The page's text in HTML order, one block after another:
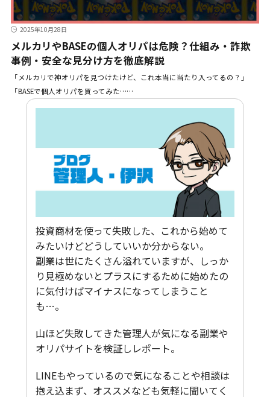
2025年10月28日
メルカリやBASEの個人オリパは危険？仕組み・詐欺
事例・安全な見分け方を徹底解説
「メルカリで神オリパを見つけたけど、これ本当に当たり入ってるの？」
「BASEで個人オリパを買ってみた……
投資商材を使って失敗した、これから始めて
みたいけどどうしていいか分からない。
副業は世にたくさん溢れていますが、しっか
り見極めないとプラスにするために始めたの
に気付けばマイナスになってしまうこと
も…。
山ほど失敗してきた管理人が気になる副業や
オリパサイトを検証しレポート。
LINEもやっているので気になることや相談は
抱え込まず、オススメなども気軽に聞いてく